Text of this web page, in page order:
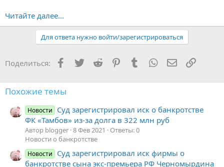
Читайте далее...
Для ответа нужно войти/зарегистрироваться
Поделиться: Facebook
TwitterReddit PinterestTumblr WhatsApp Ссылка
Похожие темы
Новости
Суд зарегистрировал иск о банкротстве
ФК «Тамбов» из-за долга в 322 млн руб
Автор blogger 8 Фев 2021
Ответы: 0
Новости о банкротстве
Новости
Суд зарегистрировал иск фирмы о
банкротстве сына экс-премьера РФ Черномырдина